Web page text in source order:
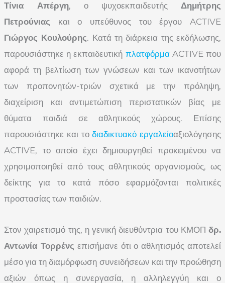
Τίνια Απέργη, ο ψυχοεκπαιδευτής Δημήτρης
Πετρούνιας και ο υπεύθυνος του έργου ACTIVE
Γιώργος Κουλούρης. Κατά τη διάρκεια της εκδήλωσης,
παρουσιάστηκε η εκπαιδευτική πλατφόρμαACTIVE που
αφορά τη βελτίωση των γνώσεων και των ικανοτήτων
των προπονητών-τριών σχετικά με την πρόληψη,
διαχείριση και αντιμετώπιση περιστατικών βίας με
θύματα παιδιά σε αθλητικούς χώρους. Επίσης
παρουσιάστηκε και τοδιαδικτυακό εργαλείοαξιολόγησης
ACTIVE, το οποίο έχει δημιουργηθεί προκειμένου να
χρησιμοποιηθεί από τους αθλητικούς οργανισμούς, ως
δείκτης για το κατά πόσο εφαρμόζονται πολιτικές
προστασίας των παιδιών.
Στον χαιρετισμό της, η γενική διευθύντρια του ΚΜΟΠ δρ.
Αντωνία Τορρένς επισήμανε ότι ο αθλητισμός αποτελεί
μέσο για τη διαμόρφωση συνειδήσεων και την προώθηση
αξιών όπως η συνεργασία, η αλληλεγγύη και ο